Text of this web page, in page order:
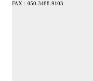
FAX：050-3488-9103